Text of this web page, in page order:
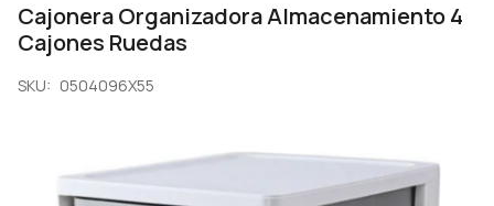
Cajonera Organizadora Almacenamiento 4
Cajones Ruedas
SKU: 0504096X55